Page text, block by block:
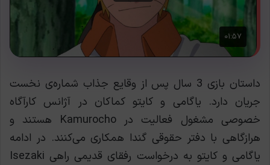
داستان بازی 3 سال پس از وقایع جذاب شماره‌ی نخست
جریان دارد. یاگامی و کایتو کماکان در آژانس کارآگاه
خصوصی مشغول فعالیت در Kamurocho هستند و
هرازگاهی با دفتر حقوقی گندا همکاری می‌کنند. در ادامه
یاگامی و کایتو به درخواست رفقای قدیمی راهی Isezaki